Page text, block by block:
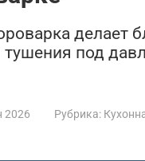
делает
под
2026 Рубрика: